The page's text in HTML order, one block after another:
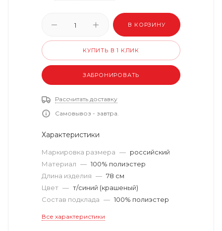
В КОРЗИНУ
КУПИТЬ В 1 КЛИК
ЗАБРОНИРОВАТЬ
Рассчитать доставку
Самовывоз - завтра.
Характеристики
Маркировка размера — российский
Материал — 100% полиэстер
Длина изделия — 78 см
Цвет — т/синий (крашеный)
Состав подклада — 100% полиэстер
Все характеристики